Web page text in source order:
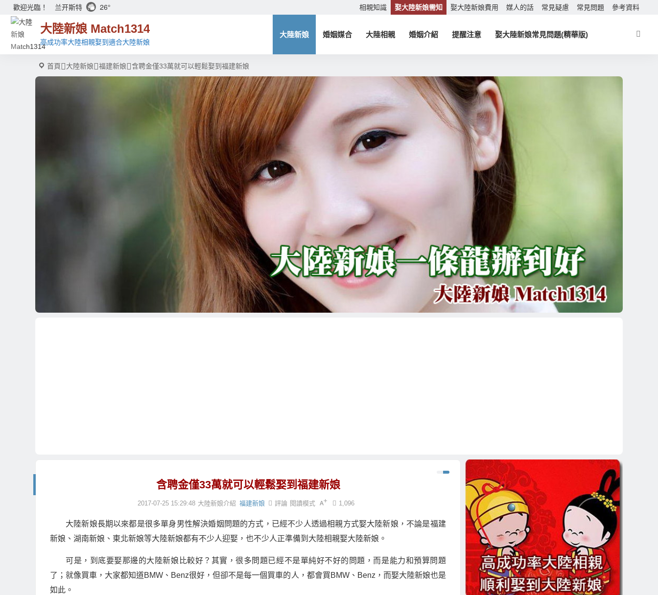
歡迎光臨！ 兰开斯特 26° 相親知識 娶大陸新娘需知 娶大陸新娘費用 媒人的話 常見疑慮 常見問題 參考資料
大陸新娘 Match1314
高成功率大陸相親娶到適合大陸新娘
大陸新娘 婚姻媒合 大陸相親 婚姻介紹 提醒注意 娶大陸新娘常見問題(精華版)
首頁 大陸新娘 福建新娘 含聘金僅33萬就可以輕鬆娶到福建新娘
含聘金僅33萬就可以輕鬆娶到福建新娘
2017-07-25 15:29:48 大陸新娘介紹 福建新娘 評論 1,096
閱讀模式
大陸新娘長期以來都是很多單身男性解決婚姻問題的方式，已經不少人透過相親方式娶大陸新娘，不論是福建
新娘、湖南新娘、東北新娘等大陸新娘都有不少人迎娶，也不少人正準備到大陸相親娶大陸新娘。
可是，到底要娶那邊的大陸新娘比較好？其實，很多問題已經不是單純好不好的問題，而是能力和預算問題
了；就像買車，大家都知道BMW、Benz很好，但卻不是每一個買車的人，都會買BMW、Benz，而娶大陸新娘也是
如此。